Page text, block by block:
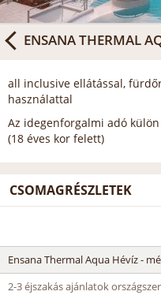
ENSANA THERMAL
all inclusive ellátással,
használattal
Az idegenforgalmi adó
(18 éves kor felett)
CSOMAGRÉSZLETEK
Ensana Thermal Aqua Hévíz -
2-3 éjszakás ajánlatok